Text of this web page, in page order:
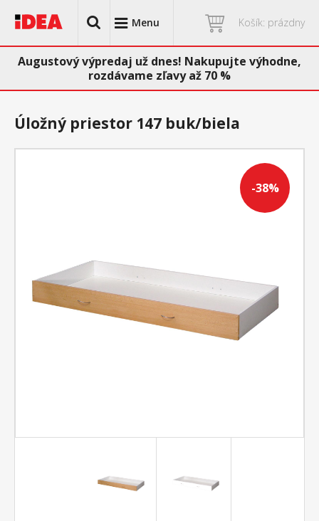
Menu Košík: prázdny
Augustový výpredaj už dnes! Nakupujte výhodne,
rozdávame zľavy až 70 %
-38%
Úložný priestor 147 buk/biela